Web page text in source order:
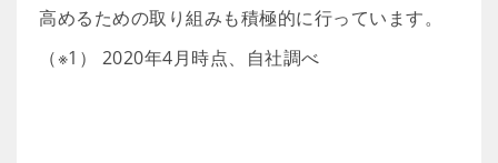
高めるための取り組みも積極的に行っています。
（※1） 2020年4月時点、自社調べ